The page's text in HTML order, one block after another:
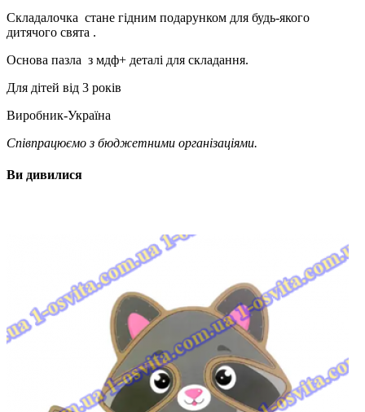
Складалочка стане гідним подарунком для будь-якого
дитячого свята .
Основа пазла з мдф+ деталі для складання.
Для дітей від 3 років
Виробник-Україна
Співпрацюємо з бюджетними організаціями.
Ви дивилися